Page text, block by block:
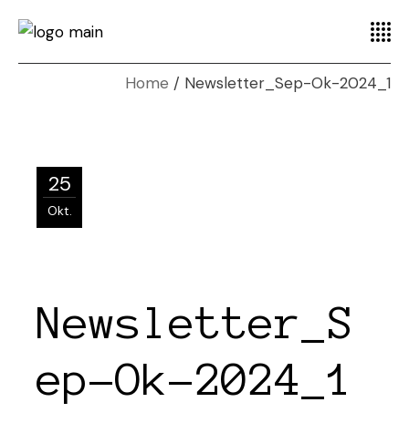
Home Newsletter_Sep-Ok-2024_1
25
Okt.
Newsletter_S
ep-Ok-2024_1